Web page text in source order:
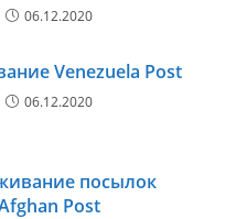
06.12.2020
Venezuela Post
06.12.2020
посылок
Post